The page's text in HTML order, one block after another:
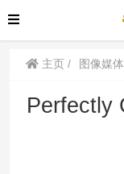
主页 图像媒体
Perfectly